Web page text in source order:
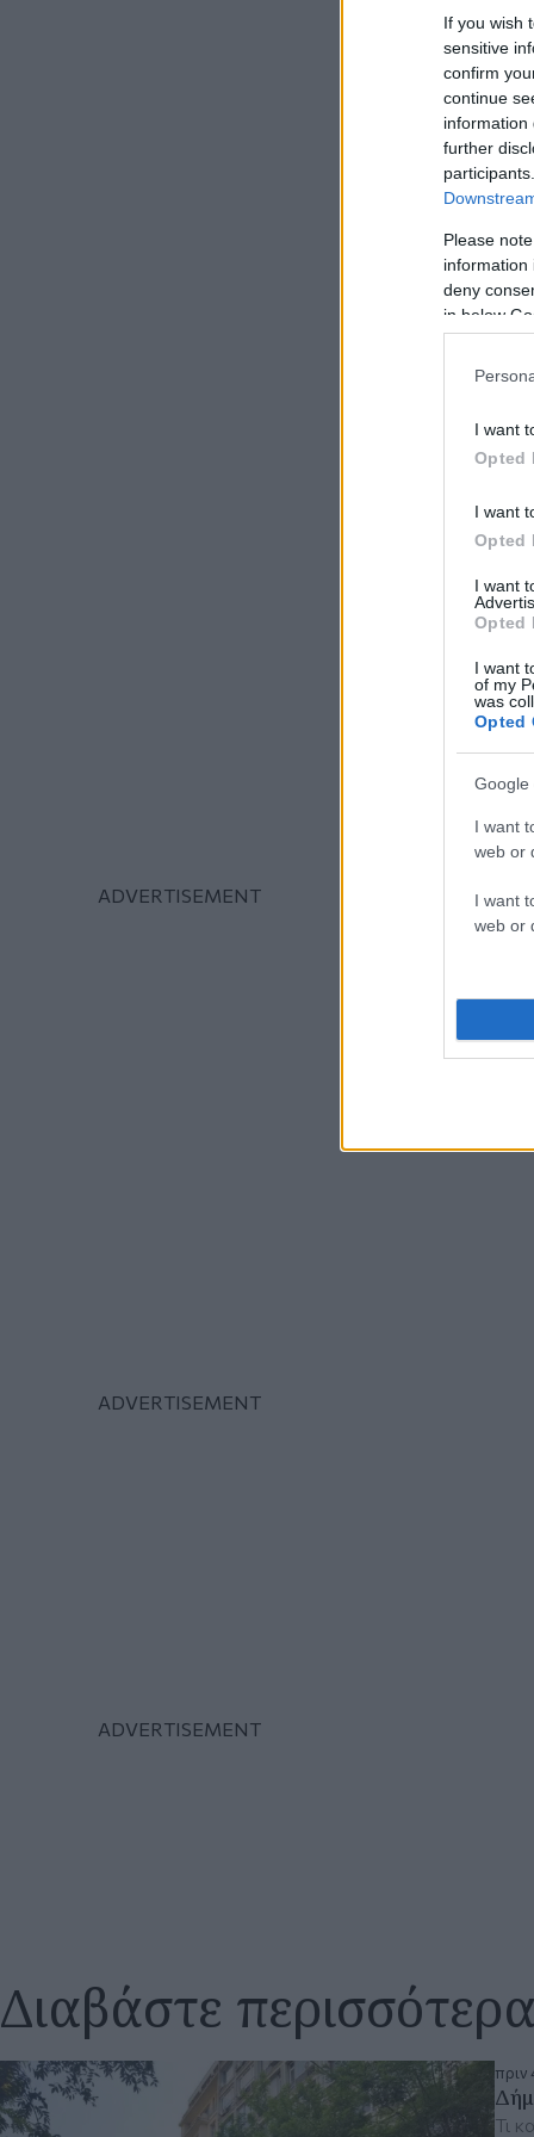
If you wish
sensitive
confirm
continue
information
further
Please
information
deny
in below
I want
Opted
I want
Opted
I want
Opted
I want
of my
was
Opted
Google
I want
web or
I want
web or
Διαβάστε περισσότερα
πριν
Τι